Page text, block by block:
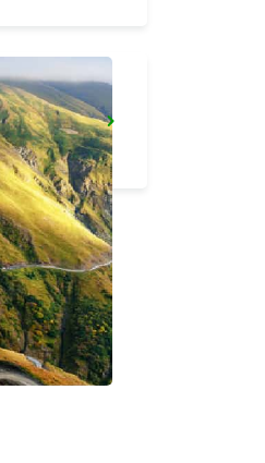
OREBRO BOFORS AIRPORT - IKC*RY*